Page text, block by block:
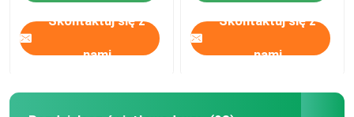
Skontaktuj się z
nami
Skontaktuj się z
nami